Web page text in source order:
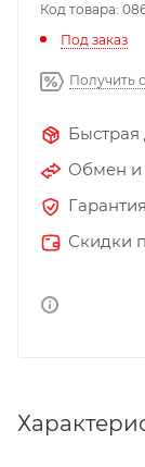
Код товара:
Под заказ
Получить
Обмен и
Скидки